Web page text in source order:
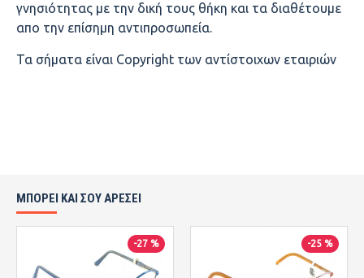
γνησιότητας με την δική τους θήκη και τα διαθέτουμε
απο την επίσημη αντιπροσωπεία.
Τα σήματα είναι Copyright των αντίστοιχων εταιριών
ΜΠΟΡΕΙ ΚΑΙ ΣΟΥ ΑΡΕΣΕΙ
-27 % -25 %